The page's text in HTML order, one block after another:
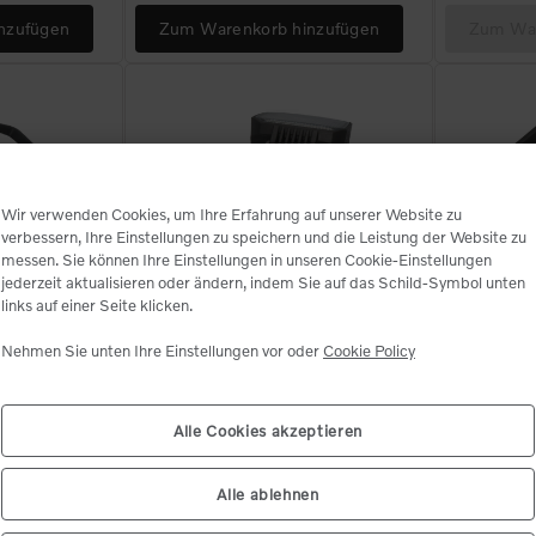
Zum Warenkorb hinzufügen
Passen: EC400F;EC500F;EC370F;EC230F;EC210F;ECR145F;EC360F;EC300F;EC260F;JEC230F;EC400FHR;EC500FHR;ECR355F;EC65F;EW150F;EW170F;ECR255F;ECR90F;EW65F;UEC1500F
auswählen
Passen: A25G;A30G;A35G;A40G;A45G;A60H
Preis nicht verfügbar
Sie Ihren Versandort
Postleitzahl ein. Wir werden Sie mit dem nächstgelegenen Händler
Angebote zeigen.
product availability may change after dealer selection.
(12345) Bestätigen
Wir verwenden Cookies, um Ihre Erfahrung auf unserer Website zu
verbessern, Ihre Einstellungen zu speichern und die Leistung der Website zu
messen. Sie können Ihre Einstellungen in unseren Cookie-Einstellungen
jederzeit aktualisieren oder ändern, indem Sie auf das Schild-Symbol unten
links auf einer Seite klicken.
Nehmen Sie unten Ihre Einstellungen vor oderCookie Policy
Alle Cookies akzeptieren
Alle ablehnen